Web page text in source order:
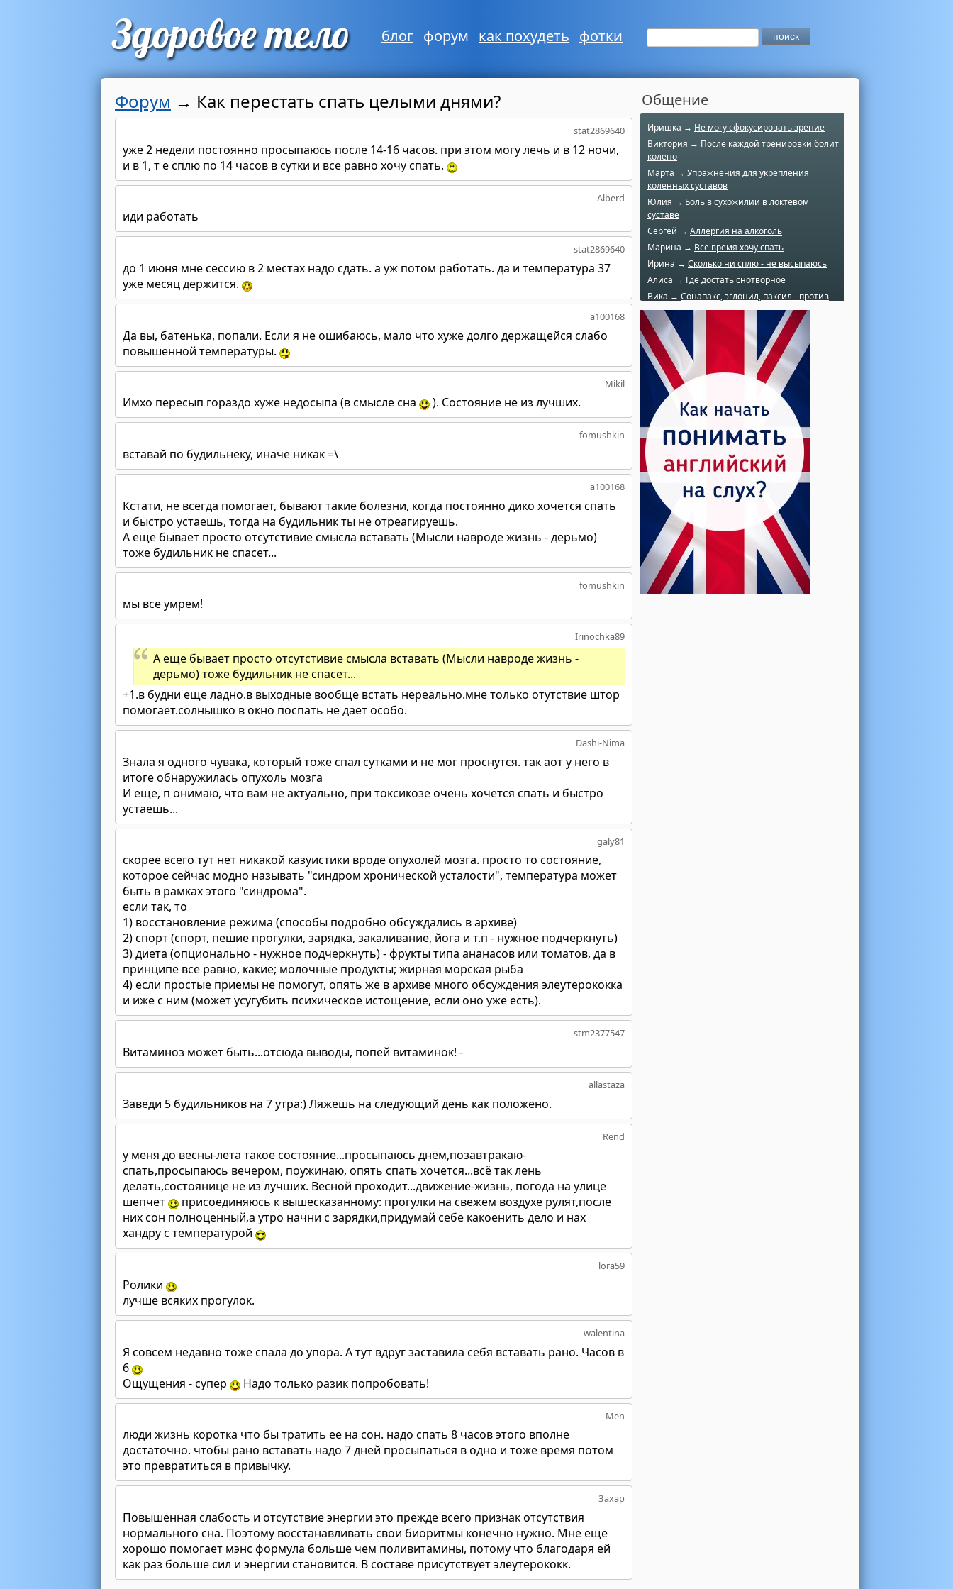
блог форум как похудеть фотки
Форум → Как перестать спать целыми днями?
stat2869640
уже 2 недели постоянно просыпаюсь после 14-16 часов. при этом могу лечь и в 12 ночи,
и в 1, т е сплю по 14 часов в сутки и все равно хочу спать.
Alberd
иди работать
stat2869640
до 1 июня мне сессию в 2 местах надо сдать. а уж потом работать. да и температура 37
уже месяц держится.
a100168
Да вы, батенька, попали. Если я не ошибаюсь, мало что хуже долго держащейся слабо
повышенной температуры.
Mikil
Имхо пересып гораздо хуже недосыпа (в смысле сна ). Состояние не из лучших.
fomushkin
вставай по будильнеку, иначе никак =\
a100168
Кстати, не всегда помогает, бывают такие болезни, когда постоянно дико хочется спать
и быстро устаешь, тогда на будильник ты не отреагируешь.
А еще бывает просто отсутстивие смысла вставать (Мысли навроде жизнь - дерьмо)
тоже будильник не спасет...
fomushkin
мы все умрем!
Irinochka89
А еще бывает просто отсутстивие смысла вставать (Мысли навроде жизнь -
дерьмо) тоже будильник не спасет...
+1.в будни еще ладно.в выходные вообще встать нереально.мне только отутствие штор
помогает.солнышко в окно поспать не дает особо.
Dashi-Nima
Знала я одного чувака, который тоже спал сутками и не мог проснутся. так аот у него в
итоге обнаружилась опухоль мозга
И еще, п онимаю, что вам не актуально, при токсикозе очень хочется спать и быстро
устаешь...
galy81
скорее всего тут нет никакой казуистики вроде опухолей мозга. просто то состояние,
которое сейчас модно называть "синдром хронической усталости", температура может
быть в рамках этого "синдрома".
если так, то
1) восстановление режима (способы подробно обсуждались в архиве)
2) спорт (спорт, пешие прогулки, зарядка, закаливание, йога и т.п - нужное подчеркнуть)
3) диета (опционально - нужное подчеркнуть) - фрукты типа ананасов или томатов, да в
принципе все равно, какие; молочные продукты; жирная морская рыба
4) если простые приемы не помогут, опять же в архиве много обсуждения элеутерококка
и иже с ним (может усугубить психическое истощение, если оно уже есть).
stm2377547
Витаминоз может быть...отсюда выводы, попей витаминок! -
allastaza
Заведи 5 будильников на 7 утра:) Ляжешь на следующий день как положено.
Rend
у меня до весны-лета такое состояние...просыпаюсь днём,позавтракаю-
спать,просыпаюсь вечером, поужинаю, опять спать хочется...всё так лень
делать,состоянице не из лучших. Весной проходит...движение-жизнь, погода на улице
шепчет
присоединяюсь к вышесказанному: прогулки на свежем воздухе рулят,после
них сон полноценный,а утро начни с зарядки,придумай себе какоенить дело и нах
хандру с температурой
lora59
Ролики
лучше всяких прогулок.
walentina
Я совсем недавно тоже спала до упора. А тут вдруг заставила себя вставать рано. Часов в
6
Ощущения - супер
Надо только разик попробовать!
Men
люди жизнь коротка что бы тратить ее на сон. надо спать 8 часов этого вполне
достаточно. чтобы рано вставать надо 7 дней просыпаться в одно и тоже время потом
это превратиться в привычку.
Захар
Повышенная слабость и отсутствие энергии это прежде всего признак отсутствия
нормального сна. Поэтому восстанавливать свои биоритмы конечно нужно. Мне ещё
хорошо помогает мэнс формула больше чем поливитамины, потому что благодаря ей
как раз больше сил и энергии становится. В составе присутствует элеутерококк.
Общение
Иришка → Не могу сфокусировать зрение
Виктория → После каждой тренировки болит
колено
Марта → Упражнения для укрепления
коленных суставов
Юлия → Боль в сухожилии в локтевом
суставе
Сергей → Аллергия на алкоголь
Марина → Все время хочу спать
Ирина → Сколько ни сплю - не высыпаюсь
Алиса → Где достать снотворное
Вика → Сонапакс, эглонил, паксил - против
чего?
Катерина →
Боль в колене при нагрузке
Алла →Болят коленные суставы
Паша Щ. →
Боль в коленной чашечке
Ульяна Ф. →Болят и хрустят колени
Артемов Иван →
Болит и опухло колено
Чернов Игорь →Болят суставы при занятиях
спортом